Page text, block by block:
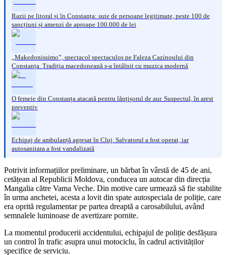
Razii pe litoral și în Constanța: sute de persoane legitimate, peste 100 de
sancțiuni și amenzi de aproape 100.000 de lei
„Makedonissimo”, spectacol spectaculos pe Faleza Cazinoului din
Constanța. Tradiția macedoneană s-a întâlnit cu muzica modernă
O femeie din Constanța atacată pentru lănțișorul de aur. Suspectul, în arest
preventiv
Echipaj de ambulanță agresat în Cluj. Salvatorul a fost operat, iar
autosanitara a fost vandalizată
Potrivit informațiilor preliminare, un bărbat în vârstă de 45 de ani,
cetățean al Republicii Moldova, conducea un autocar din direcția
Mangalia către Vama Veche. Din motive care urmează să fie stabilite
în urma anchetei, acesta a lovit din spate autospeciala de poliție, care
era oprită regulamentar pe partea dreaptă a carosabilului, având
semnalele luminoase de avertizare pornite.
La momentul producerii accidentului, echipajul de poliție desfășura
un control în trafic asupra unui motociclu, în cadrul activităților
specifice de serviciu.